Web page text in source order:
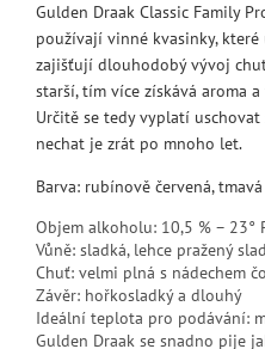
Gulden Draak Classic Family
používají vinné kvasinky,
zajišťují dlouhodobý vývoj
starší, tím více získává aroma
Určitě se tedy vyplatí
nechat je zrát po mnoho let.
Barva: rubínově červená, tmavá
Objem alkoholu: 10,5 % – 23°
Vůně: sladká, lehce pražený
Chuť: velmi plná s nádechem
Závěr: hořkosladký a dlouhý
Ideální teplota pro podávání:
Gulden Draak se snadno pije